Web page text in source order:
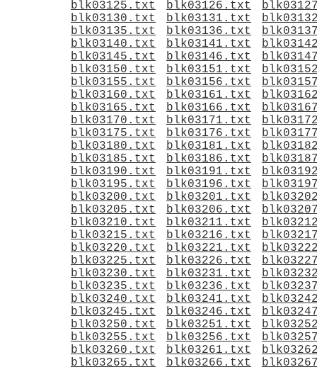
blk03125.txt
blk03126.txt
blk03130.txt
blk03131.txt
blk03135.txt
blk03136.txt
blk03140.txt
blk03141.txt
blk03145.txt
blk03146.txt
blk03150.txt
blk03151.txt
blk03155.txt
blk03156.txt
blk03160.txt
blk03161.txt
blk03165.txt
blk03166.txt
blk03170.txt
blk03171.txt
blk03175.txt
blk03176.txt
blk03180.txt
blk03181.txt
blk03185.txt
blk03186.txt
blk03190.txt
blk03191.txt
blk03195.txt
blk03196.txt
blk03200.txt
blk03201.txt
blk03205.txt
blk03206.txt
blk03210.txt
blk03211.txt
blk03215.txt
blk03216.txt
blk03220.txt
blk03221.txt
blk03225.txt
blk03226.txt
blk03230.txt
blk03231.txt
blk03235.txt
blk03236.txt
blk03240.txt
blk03241.txt
blk03245.txt
blk03246.txt
blk03250.txt
blk03251.txt
blk03255.txt
blk03256.txt
blk03260.txt
blk03261.txt
blk03265.txt
blk03266.txt